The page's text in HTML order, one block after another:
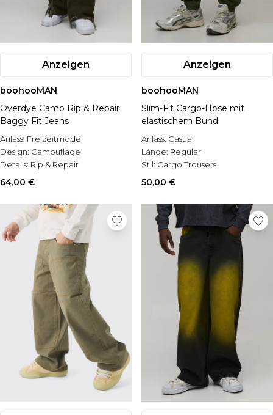
Anzeigen
boohooMAN
Overdye Camo Rip & Repair
Baggy Fit Jeans
Anlass: Freizeitmode
Design: Camouflage
Details: Rip & Repair
64,00 €
Anzeigen
boohooMAN
Slim-Fit Cargo-Hose mit
elastischem Bund
Anlass: Casual
Länge: Regular
Stil: Cargo Trousers
50,00 €